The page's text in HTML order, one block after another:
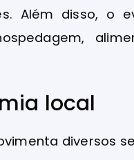
Além disso, o
local
diversos